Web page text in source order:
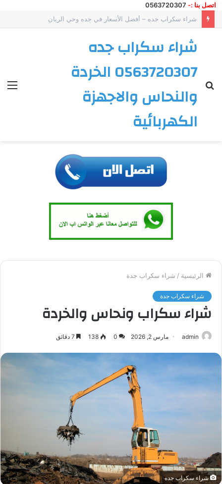
اتصل بنا :-
0563720307
شراء سكراب جده – أفضل الأسعار في جده وحي الريان
شراء سكراب جده
0563720307 الخردة
والنحاس والاجهزة
الكهربائية
عن
الرئيسية / شراء سكراب جدة
شراء سكراب جدة
شراء سكراب ونحاس والخردة
admin مارس 2, 2026 0
138
شراء سكراب جده